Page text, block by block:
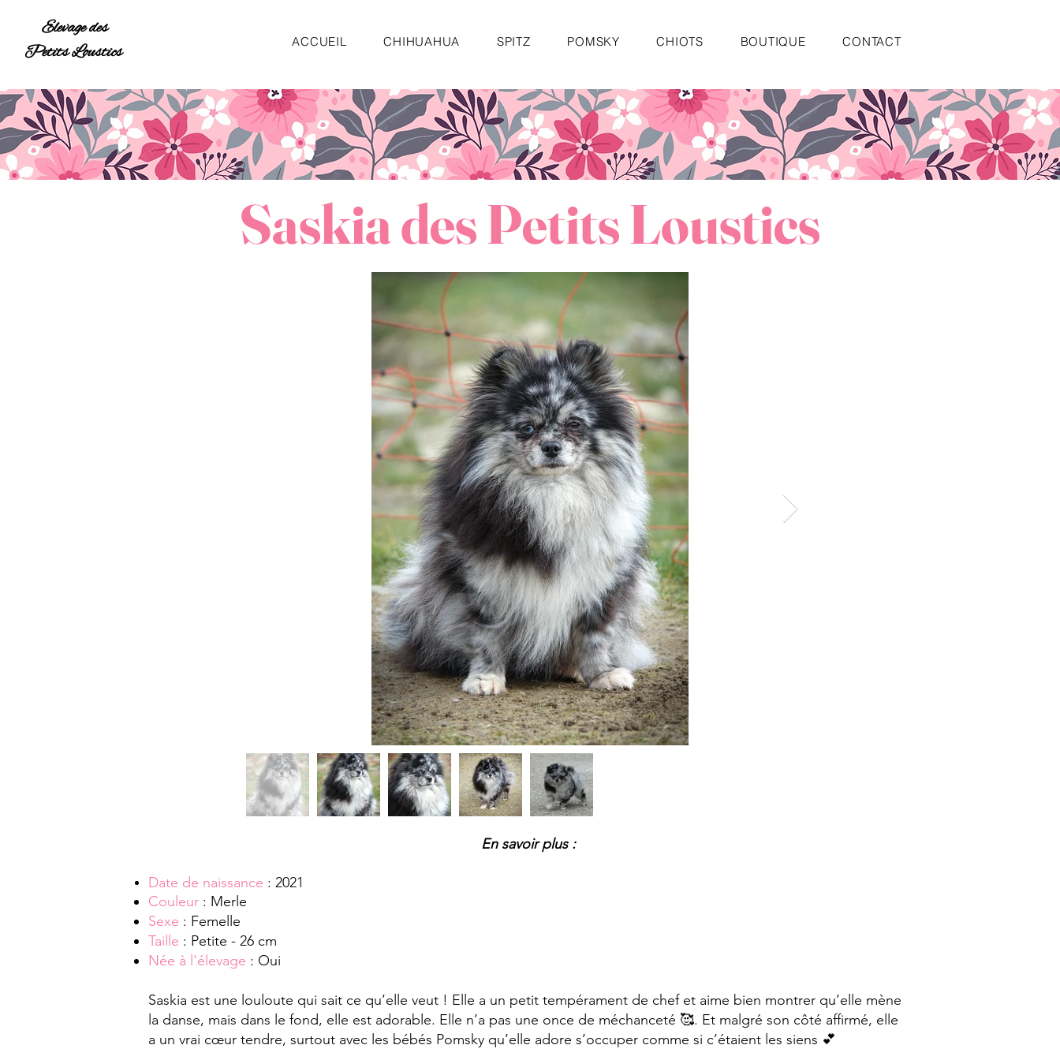
Elevage des
Petits Loustics
ACCUEIL CHIHUAHUA SPITZ POMSKY CHIOTS BOUTIQUE CONTACT
Saskia des Petits Loustics
En savoir plus :
Date de naissance : 2021
Couleur : Merle
Sexe : Femelle
Taille : Petite - 26 cm
Née à l'élevage : Oui
Saskia est une louloute qui sait ce qu’elle veut ! Elle a un petit tempérament de chef et aime bien montrer qu’elle mène
la danse, mais dans le fond, elle est adorable. Elle n’a pas une once de méchanceté 🥰. Et malgré son côté affirmé, elle
a un vrai cœur tendre, surtout avec les bébés Pomsky qu’elle adore s’occuper comme si c’étaient les siens 💕